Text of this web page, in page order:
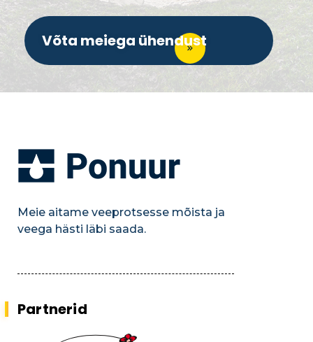
Võta meiega ühendust
Meie aitame veeprotsesse mõista ja
veega hästi läbi saada.
Partnerid